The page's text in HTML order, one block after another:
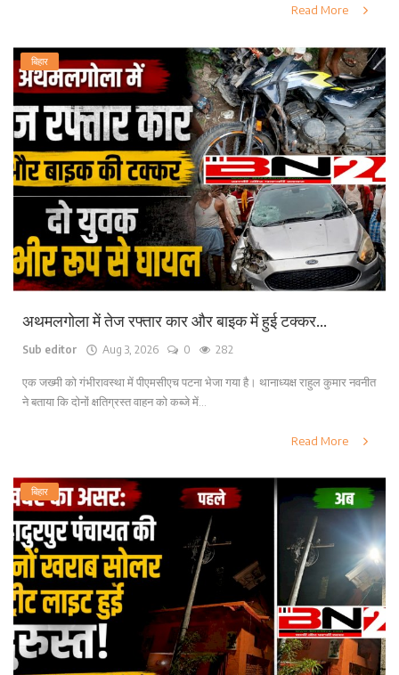
Read More
बिहार
अथमलगोला में तेज रफ्तार कार और बाइक में हुई टक्कर...
Sub editor Aug 3, 2026 0 282
एक जख्मी को गंभीरावस्था में पीएमसीएच पटना भेजा गया है। थानाध्यक्ष राहुल कुमार नवनीत
ने बताया कि दोनों क्षतिग्रस्त वाहन को कब्जे में...
Read More
बिहार